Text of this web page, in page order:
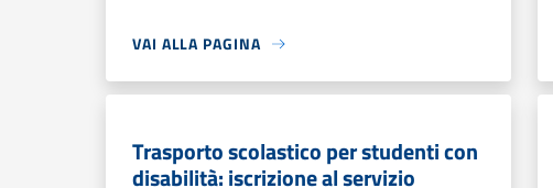
VAI ALLA PAGINA
Trasporto scolastico per studenti con
disabilità: iscrizione al servizio